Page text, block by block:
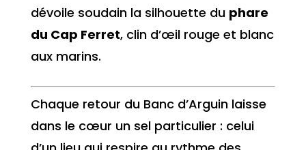
dévoile soudain la silhouette du phare
du Cap Ferret, clin d’œil rouge et blanc
aux marins.
Chaque retour du Banc d’Arguin laisse
dans le cœur un sel particulier : celui